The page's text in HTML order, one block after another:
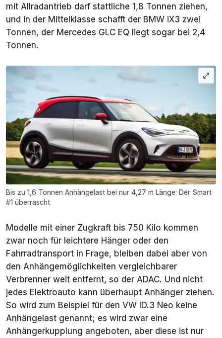
Citroën e-
550 kg
Citroën e-
Citroën e-
C5 Aircross
Cupra
Tavascan
2026
1.000 kg (140 & 210 kW) bzw. 1.800 kg
(250 kW)
Fiat Grande
Panda
Elektro
2026
550 kg
Ford Puma
2026
750 kg (alle)
und
Explorer
2026
1.200 kg (RWD) bzw. 1.800 kg (AWD)
Ford
Mustang
Mach-E
750 kg (Basis und GT), 1.500 kg
(übrige)
mit Allradantrieb darf stattliche 1,8 Tonnen ziehen,
und in der Mittelklasse schafft der BMW iX3 zwei
Tonnen, der Mercedes GLC EQ liegt sogar bei 2,4
Tonnen.
Bis zu 1,6 Tonnen Anhängelast bei nur 4,27 m Länge: Der Smart
#1 überrascht
Modelle mit einer Zugkraft bis 750 Kilo kommen
zwar noch für leichtere Hänger oder den
Fahrradtransport in Frage, bleiben dabei aber von
den Anhängemöglichkeiten vergleichbarer
Verbrenner weit entfernt, so der ADAC. Und nicht
jedes Elektroauto kann überhaupt Anhänger ziehen.
So wird zum Beispiel für den VW ID.3 Neo keine
Anhängelast genannt; es wird zwar eine
Anhängerkupplung angeboten, aber diese ist nur